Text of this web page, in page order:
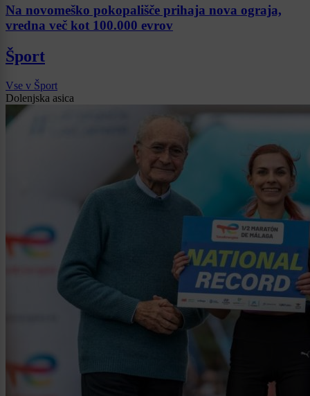
Na novomeško pokopališče prihaja nova ograja,
vredna več kot 100.000 evrov
Šport
Vse v Šport
Dolenjska asica